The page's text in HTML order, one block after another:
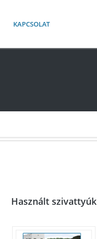
KAPCSOLAT
Használt szivattyúk